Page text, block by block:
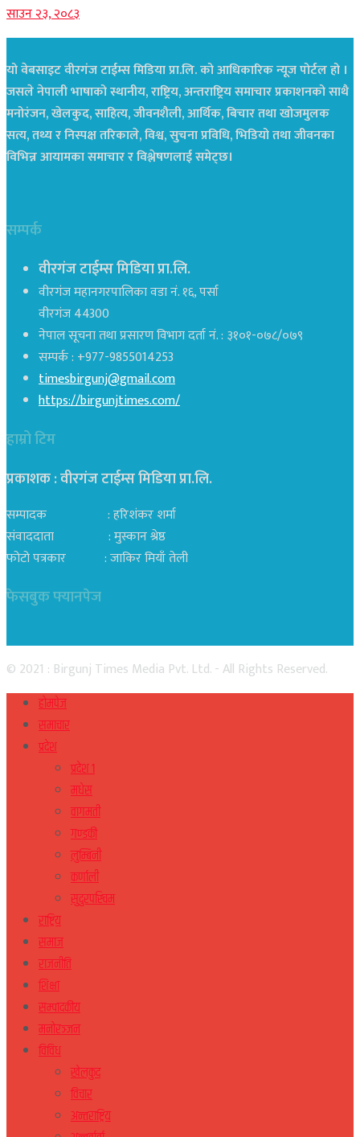
साउन २३, २०८३
यो वेबसाइट वीरगंज टाईम्स मिडिया प्रा.लि. को आधिकारिक न्यूज पोर्टल हो ।
जसले नेपाली भाषाको स्थानीय, राष्ट्रिय, अन्तराष्ट्रिय समाचार प्रकाशनको साथै
मनोरंजन, खेलकुद, साहित्य, जीवनशैली, आर्थिक, बिचार तथा खोजमुलक
सत्य, तथ्य र निस्पक्ष तरिकाले, विश्व, सुचना प्रविधि, भिडियो तथा जीवनका
विभिन्न आयामका समाचार र विश्लेषणलाई समेट्छ।
सम्पर्क
वीरगंज टाईम्स मिडिया प्रा.लि.
वीरगंज महानगरपालिका वडा नं. १६, पर्सा
वीरगंज 44300
नेपाल सूचना तथा प्रसारण विभाग दर्ता नं. : ३१०१-०७८/०७९
सम्पर्क : +977-9855014253
timesbirgunj@gmail.com
https://birgunjtimes.com/
हाम्रो टिम
प्रकाशक : वीरगंज टाईम्स मिडिया प्रा‍.लि.
सम्पादक : हरिशंकर शर्मा
संवाददाता : मुस्कान श्रेष्ठ
फोटो पत्रकार : जाकिर मियाँ तेली
फेसबुक फ्यानपेज
© 2021 : Birgunj Times Media Pvt. Ltd. - All Rights Reserved.
होमपेज
समाचार
प्रदेश
प्रदेश १
मधेस
वागमती
गण्डकी
लुम्बिनी
कर्णाली
सुदुरपस्चिम
राष्ट्रिय
समाज
राजनीति
शिक्षा
सम्पादकीय
मनोरञ्जन
विविध
खेलकुद
विचार
अन्तराष्ट्रिय